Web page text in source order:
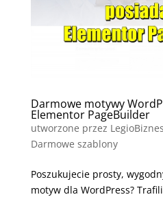
Darmowe motywy
Elementor PageBuilder
utworzone przez
Darmowe szablony
Poszukujecie prosty,
motyw dla WordPress?